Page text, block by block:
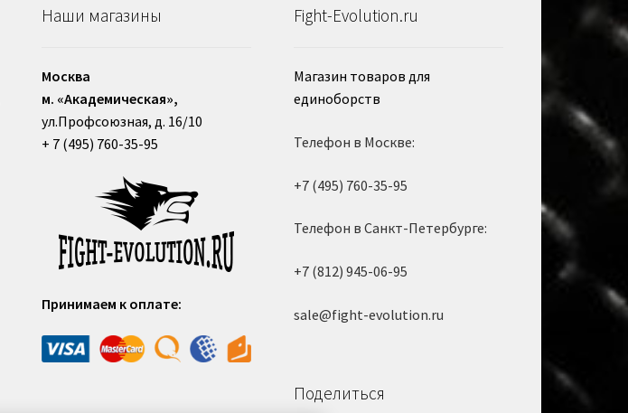
Наши магазины
Москва
м. «Академическая»,
ул.Профсоюзная, д. 16/10
+ 7 (495) 760-35-95
Принимаем к оплате:
Fight-Evolution.ru
Магазин товаров для
единоборств
Телефон в Москве:
+7 (495) 760-35-95
Телефон в Санкт-Петербурге:
+7 (812) 945-06-95
sale@fight-evolution.ru
Поделиться